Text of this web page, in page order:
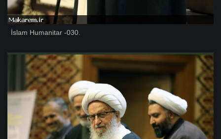
İslam Humanitar -030.